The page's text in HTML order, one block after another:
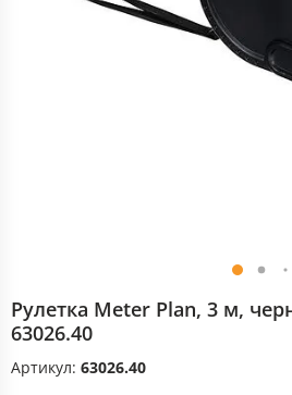
Рулетка Meter Plan, 3 м,
63026.40
Артикул: 63026.40